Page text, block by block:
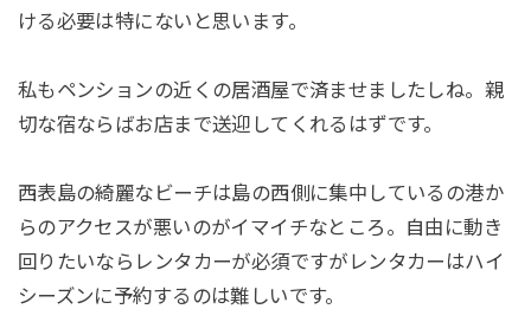
ける必要は特にないと思います。
私もペンションの近くの居酒屋で済ませましたしね。親
切な宿ならばお店まで送迎してくれるはずです。
西表島の綺麗なビーチは島の西側に集中しているの港か
らのアクセスが悪いのがイマイチなところ。自由に動き
回りたいならレンタカーが必須ですがレンタカーはハイ
シーズンに予約するのは難しいです。